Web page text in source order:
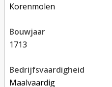
korenmolen
bouwjaar
1713
bedrijfsvaardigheid
Maalvaardig